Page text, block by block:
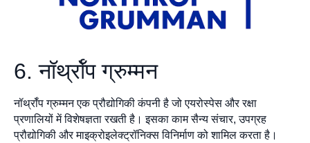
6. नॉर्थ्रॉप ग्रुम्मन
नॉर्थ्रॉप ग्रुम्मन एक प्रौद्योगिकी कंपनी है जो एयरोस्पेस और रक्षा
प्रणालियों में विशेषज्ञता रखती है। इसका काम सैन्य संचार, उपग्रह
प्रौद्योगिकी और माइक्रोइलेक्ट्रॉनिक्स विनिर्माण को शामिल करता है।